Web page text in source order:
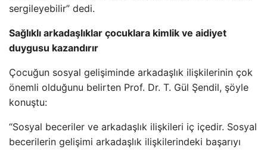
sergileyebilir” dedi.
Sağlıklı arkadaşlıklar çocuklara kimlik ve aidiyet
duygusu kazandırır
Çocuğun sosyal gelişiminde arkadaşlık ilişkilerinin çok
önemli olduğunu belirten Prof. Dr. T. Gül Şendil, şöyle
konuştu:
“Sosyal beceriler ve arkadaşlık ilişkileri iç içedir. Sosyal
becerilerin gelişimi arkadaşlık ilişkilerindeki başarıyı